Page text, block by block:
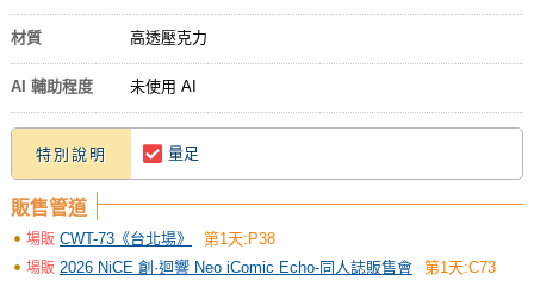
材質 高透壓克力
AI 輔助程度 未使用 AI
特別說明 量足
販售管道
場販 CWT-73《台北場》 第1天:P38
場販 2026 NiCE 創·迴響 Neo iComic Echo-同人誌販售會 第1天:C73